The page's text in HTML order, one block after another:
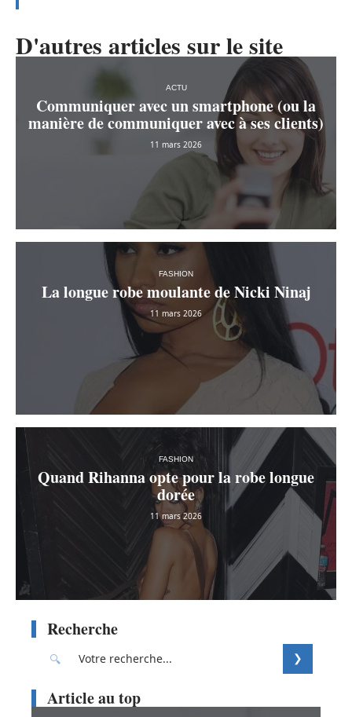
D'autres articles sur le site
ACTU
Communiquer avec un smartphone (ou la
manière de communiquer avec à ses clients)
11 mars 2026
FASHION
La longue robe moulante de Nicki Ninaj
11 mars 2026
FASHION
Quand Rihanna opte pour la robe longue
dorée
11 mars 2026
Recherche
Article au top